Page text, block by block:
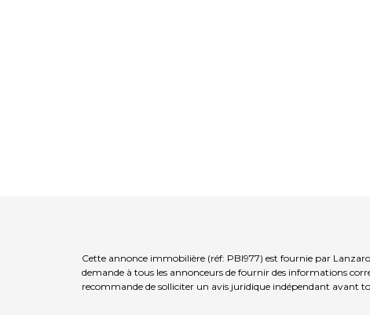
Cette annonce immobilière (réf: PBI977) est fournie par
demande à tous les annonceurs de fournir des informations
recommande de solliciter un avis juridique indépendant avant